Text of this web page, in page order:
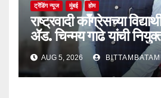
ट्रेंडिंग न्यूज मुंबई होम
राष्ट्रवादी काँग्रेसच्या
ॲड. चिन्मय गाढे यांची
AUG 5, 2026